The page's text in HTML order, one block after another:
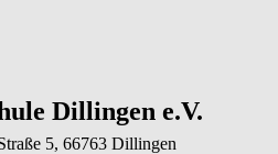
Dillingen e.V.
5, 66763Dillingen